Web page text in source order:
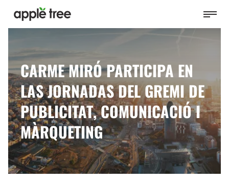
CARME MIRÓ PARTICIPA EN
LAS JORNADAS DEL GREMI DE
PUBLICITAT, COMUNICACIÓ I
MÀRQUETING